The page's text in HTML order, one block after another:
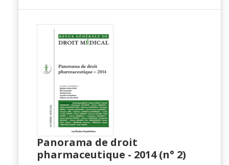
Panorama de droit
pharmaceutique - 2014 (n° 2)